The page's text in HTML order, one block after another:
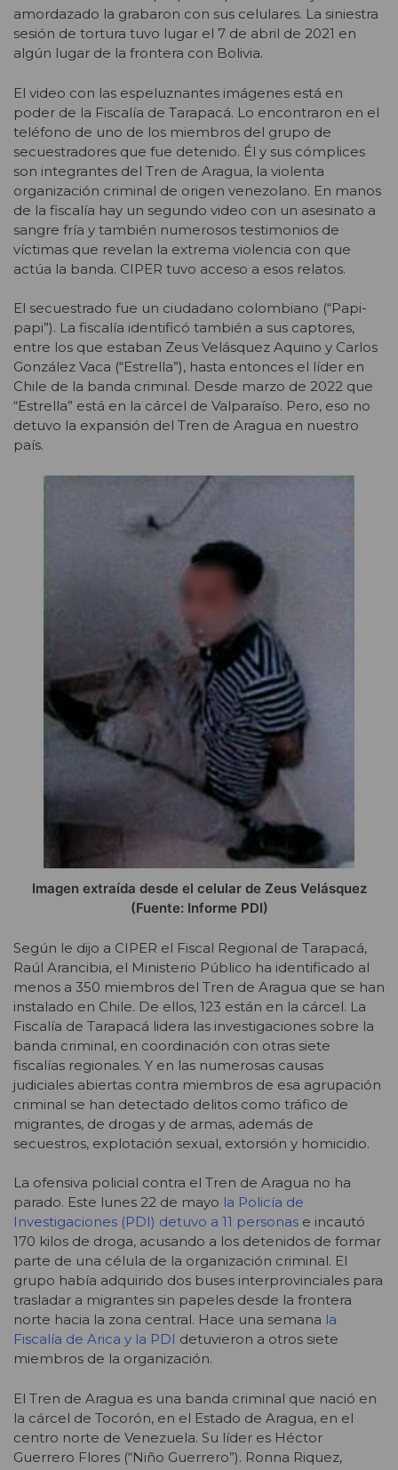
amordazado la grabaron con sus celulares. La siniestra
sesión de tortura tuvo lugar el 7 de abril de 2021 en
algún lugar de la frontera con Bolivia.
El video con las espeluznantes imágenes está en
poder de la Fiscalía de Tarapacá. Lo encontraron en el
teléfono de uno de los miembros del grupo de
secuestradores que fue detenido. Él y sus cómplices
son integrantes del Tren de Aragua, la violenta
organización criminal de origen venezolano. En manos
de la fiscalía hay un segundo video con un asesinato a
sangre fría y también numerosos testimonios de
víctimas que revelan la extrema violencia con que
actúa la banda. CIPER tuvo acceso a esos relatos.
El secuestrado fue un ciudadano colombiano (“Papi-
papi”). La fiscalía identificó también a sus captores,
entre los que estaban Zeus Velásquez Aquino y Carlos
González Vaca (“Estrella”), hasta entonces el líder en
Chile de la banda criminal. Desde marzo de 2022 que
“Estrella” está en la cárcel de Valparaíso. Pero, eso no
detuvo la expansión del Tren de Aragua en nuestro
país.
Imagen extraída desde el celular de Zeus Velásquez
(Fuente: Informe PDI)
Según le dijo a CIPER el Fiscal Regional de Tarapacá,
Raúl Arancibia, el Ministerio Público ha identificado al
menos a 350 miembros del Tren de Aragua que se han
instalado en Chile. De ellos, 123 están en la cárcel. La
Fiscalía de Tarapacá lidera las investigaciones sobre la
banda criminal, en coordinación con otras siete
fiscalías regionales. Y en las numerosas causas
judiciales abiertas contra miembros de esa agrupación
criminal se han detectado delitos como tráfico de
migrantes, de drogas y de armas, además de
secuestros, explotación sexual, extorsión y homicidio.
La ofensiva policial contra el Tren de Aragua no ha
parado. Este lunes 22 de mayo la Policía de
Investigaciones (PDI) detuvo a 11 personas e incautó
170 kilos de droga, acusando a los detenidos de formar
parte de una célula de la organización criminal. El
grupo había adquirido dos buses interprovinciales para
trasladar a migrantes sin papeles desde la frontera
norte hacia la zona central. Hace una semana la
Fiscalía de Arica y la PDI detuvieron a otros siete
miembros de la organización.
El Tren de Aragua es una banda criminal que nació en
la cárcel de Tocorón, en el Estado de Aragua, en el
centro norte de Venezuela. Su líder es Héctor
Guerrero Flores (“Niño Guerrero”). Ronna Riquez,